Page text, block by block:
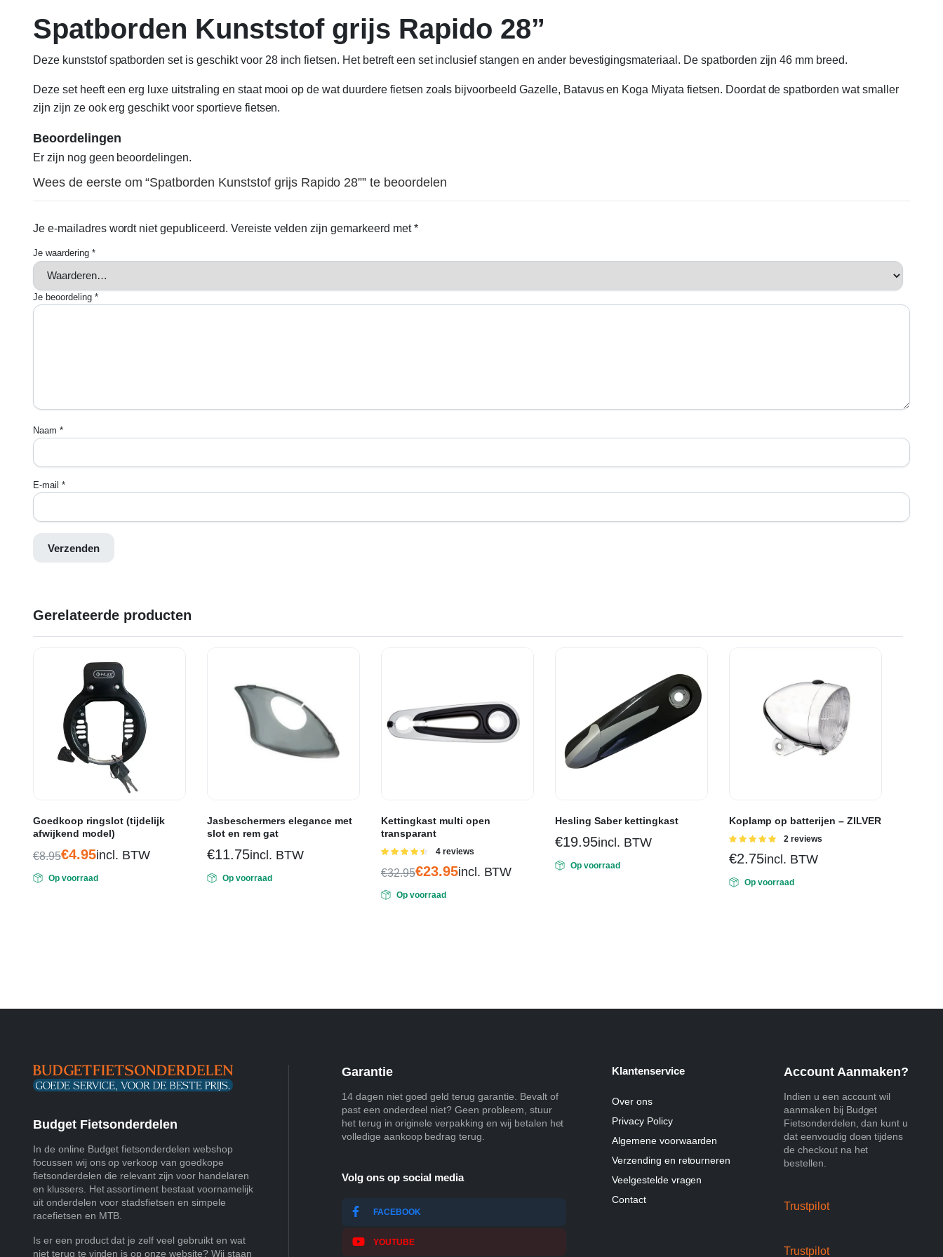
Spatborden Kunststof grijs Rapido 28”
Deze kunststof spatborden set is geschikt voor 28 inch fietsen. Het betreft een set inclusief stangen en ander bevestigingsmateriaal. De spatborden zijn 46 mm breed.
Deze set heeft een erg luxe uitstraling en staat mooi op de wat duurdere fietsen zoals bijvoorbeeld Gazelle, Batavus en Koga Miyata fietsen. Doordat de spatborden wat smaller
zijn zijn ze ook erg geschikt voor sportieve fietsen.
Beoordelingen
Er zijn nog geen beoordelingen.
Wees de eerste om “Spatborden Kunststof grijs Rapido 28”” te beoordelen
Je e-mailadres wordt niet gepubliceerd. Vereiste velden zijn gemarkeerd met*
Je waardering *
Je beoordeling *
Naam *
E-mail *
Gerelateerde producten
Goedkoop ringslot (tijdelijk
afwijkend model)
€8.95
Oorspronkelijke
prijs
€4.95
Huidige
prijs
incl. BTW
Op voorraad
Jasbeschermers elegance met
slot en rem gat
€11.75incl. BTW
Op voorraad
Kettingkast multi open
transparant
Gewaardeerd
4 reviews
€32.95
Oorspronkelijke
prijs
€23.95
Huidige
prijs
incl. BTW
Op voorraad
Hesling Saber kettingkast
€19.95incl. BTW
Op voorraad
Koplamp op batterijen – ZILVER
Gewaardeerd
2 reviews
€2.75incl. BTW
Op voorraad
Budget Fietsonderdelen
In de online Budget fietsonderdelen webshop
focussen wij ons op verkoop van goedkope
fietsonderdelen die relevant zijn voor handelaren
en klussers. Het assortiment bestaat voornamelijk
uit onderdelen voor stadsfietsen en simpele
racefietsen en MTB.
Is er een product dat je zelf veel gebruikt en wat
niet terug te vinden is op onze website? Wij staan
Garantie
14 dagen niet goed geld terug garantie. Bevalt of
past een onderdeel niet? Geen probleem, stuur
het terug in originele verpakking en wij betalen het
volledige aankoop bedrag terug.
Volg ons op social media
FACEBOOK
YOUTUBE
Klantenservice
Over ons
Privacy Policy
Algemene voorwaarden
Verzending en retourneren
Veelgestelde vragen
Contact
Account Aanmaken?
Indien u een account wil
aanmaken bij Budget
Fietsonderdelen, dan kunt u
dat eenvoudig doen tijdens
de checkout na het
bestellen.
Trustpilot
Trustpilot